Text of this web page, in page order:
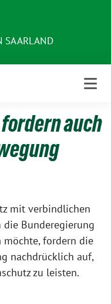
SAARLAND
auch
mit verbindlichen
Bunderegierung
fordern die
nachdrücklich auf,
zu leisten.